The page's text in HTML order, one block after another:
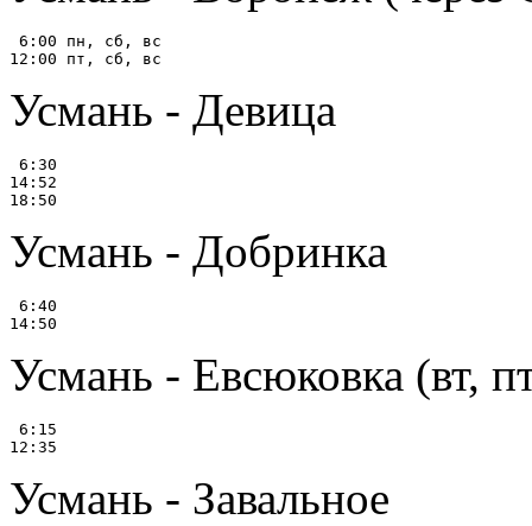
6:00 пн, сб, вс
Усмань - Девица
6:30
14:52
Усмань - Добринка
6:40
Усмань - Евсюковка (вт,
6:15
Усмань - Завальное